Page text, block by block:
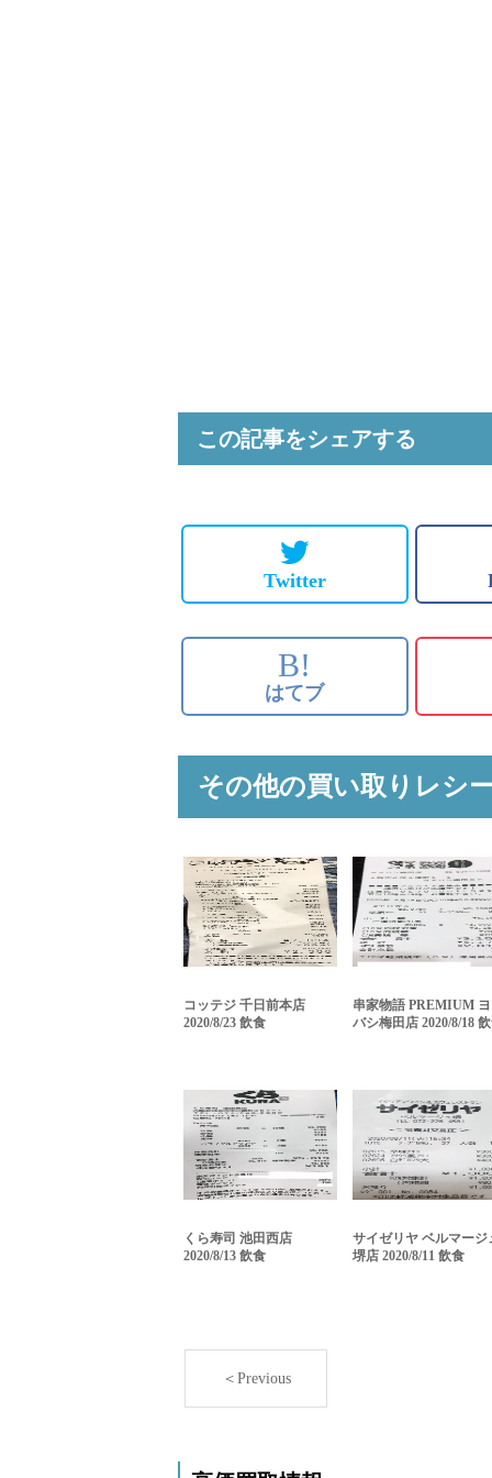
この記事をシェアする
Twitter
B!
はてブ
その他の買い取りレシ
コッテジ 千日前本店
2020/8/23 飲食
串家物語 PREMIUM
バシ梅田店 2020/8/18
くら寿司 池田西店
2020/8/13 飲食
サイゼリヤ ベルマージ
堺店 2020/8/11 飲食
＜Previous